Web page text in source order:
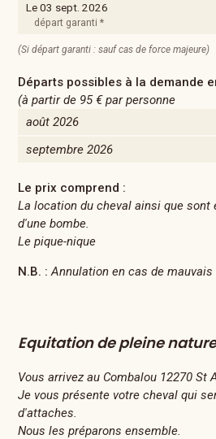
Le 03 sept. 2026
départ garanti *
(Si départ garanti : sauf cas de force majeure)
Départs possibles à la demande
(à partir de 95 €par personne
août 2026
septembre 2026
Le prix comprend :
La location du cheval ainsi que sont
d'une bombe.
Le pique-nique
N.B. : Annulation en cas de mauvais
Equitation de pleine
Vous arrivez au Combalou 12270 St
Je vous présente votre cheval qui
d'attaches.
Nous les préparons ensemble.